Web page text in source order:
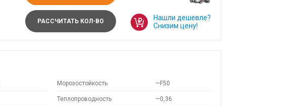
РАССЧИТАТЬ КОЛ-ВО
Нашли дешевле?
Снизим цену!
Морозостойкость —F50
Теплопроводность —0,36